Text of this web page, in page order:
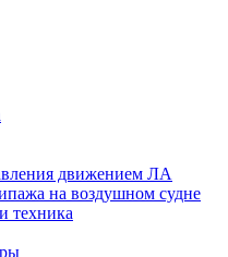
движением ЛА
на воздушном судне
техника